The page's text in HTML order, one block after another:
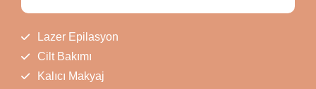
Lazer Epilasyon
Cilt Bakımı
Kalıcı Makyaj